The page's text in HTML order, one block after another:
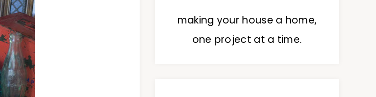
making your house a home,
one project at a time.